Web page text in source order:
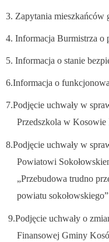
3. Zapytania mieszkańców
4. Informacja Burmistrza o
5. Informacja o stanie
6.Informacja o
7.Podjęcie uchwały w
Przedszkola w Kosowie
8.Podjęcie uchwały w
Powiatowi
„Przebudowa trudno
powiatu sokołowskiego”
9.Podjęcie uchwały o
Finansowej Gminy